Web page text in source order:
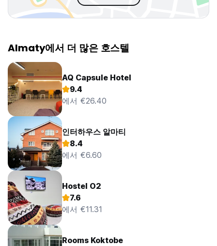
Almaty에서 더 많은 호스텔
AQ Capsule Hotel
9.4
에서 €26.40
인터하우스 알마티
8.4
에서 €6.60
Hostel O2
7.6
에서 €11.31
Rooms Koktobe